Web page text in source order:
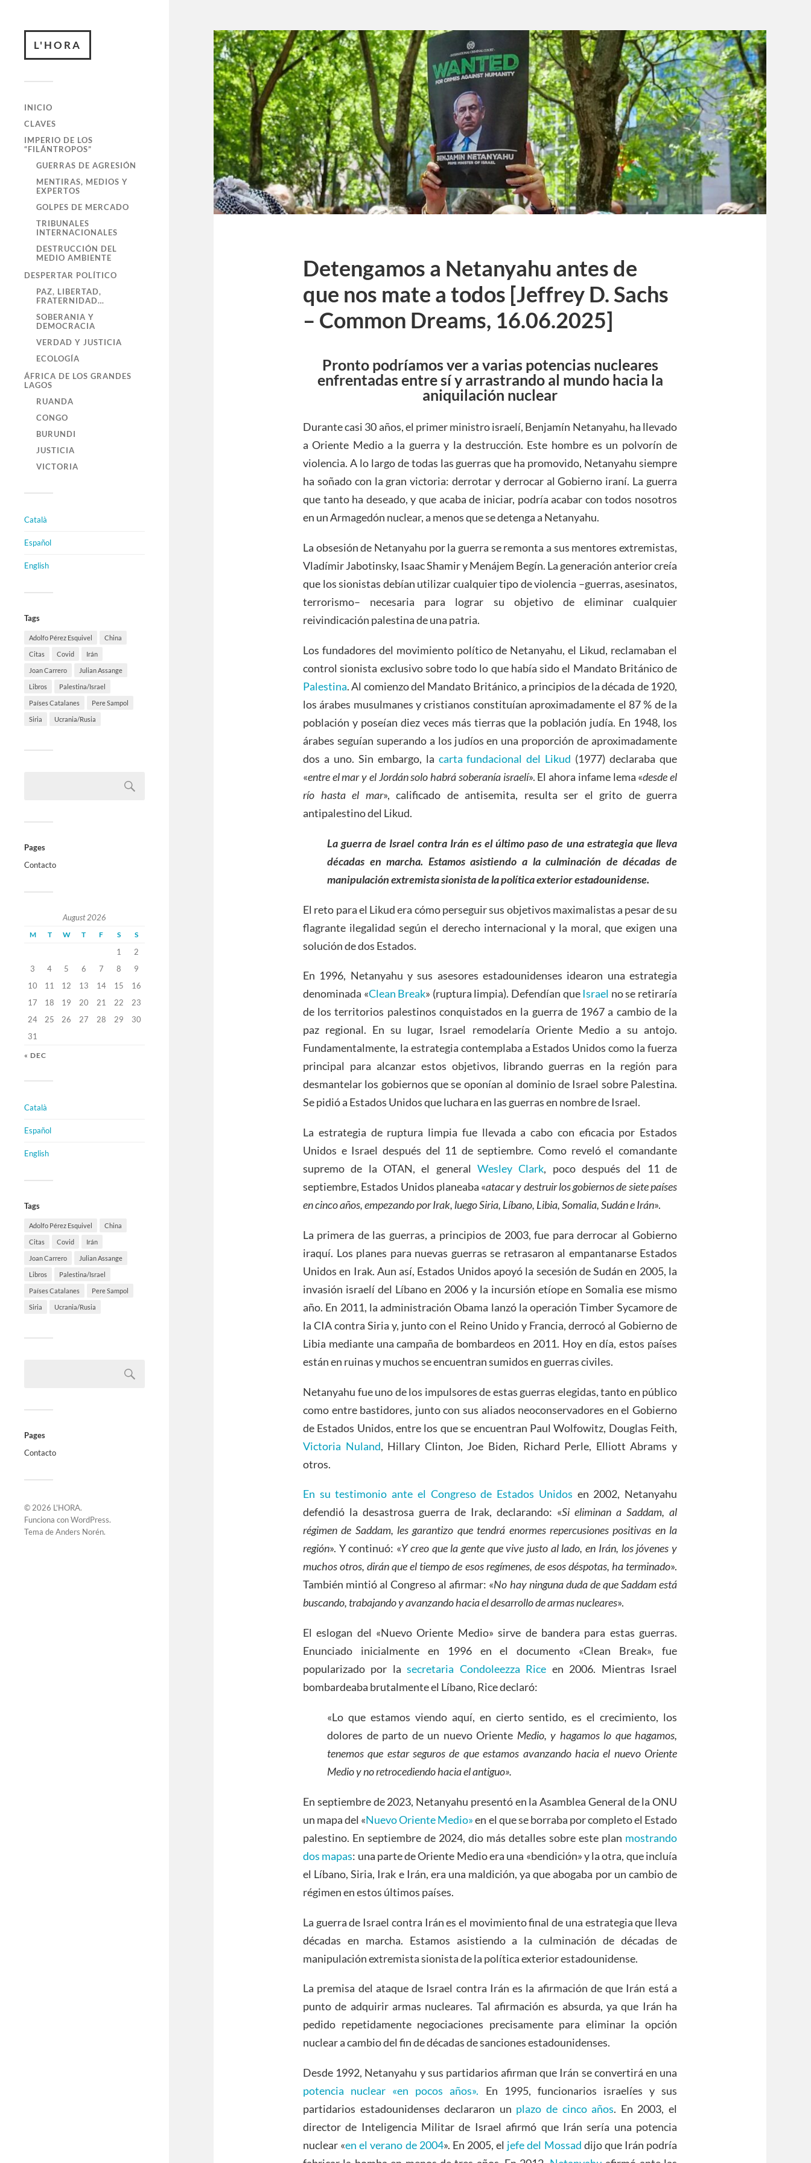
L'HORA
INICIO
CLAVES
IMPERIO DE LOS
“FILÁNTROPOS”
GUERRAS DE AGRESIÓN
MENTIRAS, MEDIOS Y
EXPERTOS
GOLPES DE MERCADO
TRIBUNALES
INTERNACIONALES
DESTRUCCIÓN DEL
MEDIO AMBIENTE
DESPERTAR POLÍTICO
PAZ, LIBERTAD,
FRATERNIDAD…
SOBERANIA Y
DEMOCRACIA
VERDAD Y JUSTICIA
ECOLOGÍA
ÁFRICA DE LOS GRANDES
LAGOS
RUANDA
CONGO
BURUNDI
JUSTICIA
VICTORIA
Català
Español
English
Tags
Adolfo Pérez Esquivel China
Citas Covid Irán
Joan Carrero Julian Assange
Libros Palestina/Israel
Países Catalanes Pere Sampol
Siria Ucrania/Rusia
Pages
Contacto
August 2026
M T W T F S S
1
2
3
4 5 6 7 8
9
10
11 12 13 14 15
16
17
18 19 20 21 22
23
24
25 26 27 28 29
30
31
« DEC
Català
Español
English
Tags
Adolfo Pérez Esquivel China
Citas Covid Irán
Joan Carrero Julian Assange
Libros Palestina/Israel
Países Catalanes Pere Sampol
Siria Ucrania/Rusia
Pages
Contacto
© 2026 L'HORA.
Funciona conWordPress.
Tema deAnders Norén.
Detengamos a Netanyahu antes de
que nos mate a todos [Jeffrey D. Sachs
– Common Dreams, 16.06.2025]
Pronto podríamos ver a varias potencias nucleares
enfrentadas entre sí y arrastrando al mundo hacia la
aniquilación nuclear
Durante casi 30 años, el primer ministro israelí, Benjamín Netanyahu, ha llevado
a Oriente Medio a la guerra y la destrucción. Este hombre es un polvorín de
violencia. A lo largo de todas las guerras que ha promovido, Netanyahu siempre
ha soñado con la gran victoria: derrotar y derrocar al Gobierno iraní. La guerra
que tanto ha deseado, y que acaba de iniciar, podría acabar con todos nosotros
en un Armagedón nuclear, a menos que se detenga a Netanyahu.
La obsesión de Netanyahu por la guerra se remonta a sus mentores extremistas,
Vladímir Jabotinsky, Isaac Shamir y Menájem Begín. La generación anterior creía
que los sionistas debían utilizar cualquier tipo de violencia –guerras, asesinatos,
terrorismo– necesaria para lograr su objetivo de eliminar cualquier
reivindicación palestina de una patria.
Los fundadores del movimiento político de Netanyahu, el Likud, reclamaban el
control sionista exclusivo sobre todo lo que había sido el Mandato Británico de
Palestina. Al comienzo del Mandato Británico, a principios de la década de 1920,
los árabes musulmanes y cristianos constituían aproximadamente el 87 % de la
población y poseían diez veces más tierras que la población judía. En 1948, los
árabes seguían superando a los judíos en una proporción de aproximadamente
dos a uno. Sin embargo, la carta fundacional del Likud (1977) declaraba que
«entre el mar y el Jordán solo habrá soberanía israelí». El ahora infame lema «desde el
río hasta el mar», calificado de antisemita, resulta ser el grito de guerra
antipalestino del Likud.
La guerra de Israel contra Irán es el último paso de una estrategia que lleva
décadas en marcha. Estamos asistiendo a la culminación de décadas de
manipulación extremista sionista de la política exterior estadounidense.
El reto para el Likud era cómo perseguir sus objetivos maximalistas a pesar de su
flagrante ilegalidad según el derecho internacional y la moral, que exigen una
solución de dos Estados.
En 1996, Netanyahu y sus asesores estadounidenses idearon una estrategia
denominada «Clean Break» (ruptura limpia). Defendían queIsrael no se retiraría
de los territorios palestinos conquistados en la guerra de 1967 a cambio de la
paz regional. En su lugar, Israel remodelaría Oriente Medio a su antojo.
Fundamentalmente, la estrategia contemplaba a Estados Unidos como la fuerza
principal para alcanzar estos objetivos, librando guerras en la región para
desmantelar los gobiernos que se oponían al dominio de Israel sobre Palestina.
Se pidió a Estados Unidos que luchara en las guerras en nombre de Israel.
La estrategia de ruptura limpia fue llevada a cabo con eficacia por Estados
Unidos e Israel después del 11 de septiembre. Como reveló el comandante
supremo de la OTAN, el general Wesley Clark, poco después del 11 de
septiembre, Estados Unidos planeaba «atacar y destruir los gobiernos de siete países
en cinco años, empezando por Irak, luego Siria, Líbano, Libia, Somalia, Sudán e Irán».
La primera de las guerras, a principios de 2003, fue para derrocar al Gobierno
iraquí. Los planes para nuevas guerras se retrasaron al empantanarse Estados
Unidos en Irak. Aun así, Estados Unidos apoyó la secesión de Sudán en 2005, la
invasión israelí del Líbano en 2006 y la incursión etíope en Somalia ese mismo
año. En 2011, la administración Obama lanzó la operación Timber Sycamore de
la CIA contra Siria y, junto con el Reino Unido y Francia, derrocó al Gobierno de
Libia mediante una campaña de bombardeos en 2011. Hoy en día, estos países
están en ruinas y muchos se encuentran sumidos en guerras civiles.
Netanyahu fue uno de los impulsores de estas guerras elegidas, tanto en público
como entre bastidores, junto con sus aliados neoconservadores en el Gobierno
de Estados Unidos, entre los que se encuentran Paul Wolfowitz, Douglas Feith,
Victoria Nuland, Hillary Clinton, Joe Biden, Richard Perle, Elliott Abrams y
otros.
En su testimonio ante el Congreso de Estados Unidos en 2002, Netanyahu
defendió la desastrosa guerra de Irak, declarando: «Si eliminan a Saddam, al
régimen de Saddam, les garantizo que tendrá enormes repercusiones positivas en la
región». Y continuó: «Y creo que la gente que vive justo al lado, en Irán, los jóvenes y
muchos otros, dirán que el tiempo de esos regímenes, de esos déspotas, ha terminado».
También mintió al Congreso al afirmar: «No hay ninguna duda de que Saddam está
buscando, trabajando y avanzando hacia el desarrollo de armas nucleares».
El eslogan del «Nuevo Oriente Medio» sirve de bandera para estas guerras.
Enunciado inicialmente en 1996 en el documento «Clean Break», fue
popularizado por lasecretaria Condoleezza Rice en 2006. Mientras Israel
bombardeaba brutalmente el Líbano, Rice declaró:
«Lo que estamos viendo aquí, en cierto sentido, es el crecimiento, los
dolores de parto de un nuevo Oriente Medio, y hagamos lo que hagamos,
tenemos que estar seguros de que estamos avanzando hacia el nuevo Oriente
Medio y no retrocediendo hacia el antiguo».
En septiembre de 2023, Netanyahu presentó en la Asamblea General de la ONU
un mapa del «Nuevo Oriente Medio»en el que se borraba por completo el Estado
palestino. En septiembre de 2024, dio más detalles sobre este plan mostrando
dos mapas: una parte de Oriente Medio era una «bendición» y la otra, que incluía
el Líbano, Siria, Irak e Irán, era una maldición, ya que abogaba por un cambio de
régimen en estos últimos países.
La guerra de Israel contra Irán es el movimiento final de una estrategia que lleva
décadas en marcha. Estamos asistiendo a la culminación de décadas de
manipulación extremista sionista de la política exterior estadounidense.
La premisa del ataque de Israel contra Irán es la afirmación de que Irán está a
punto de adquirir armas nucleares. Tal afirmación es absurda, ya que Irán ha
pedido repetidamente negociaciones precisamente para eliminar la opción
nuclear a cambio del fin de décadas de sanciones estadounidenses.
Desde 1992, Netanyahu y sus partidarios afirman que Irán se convertirá en una
potencia nuclear «en pocos años». En 1995, funcionarios israelíes y sus
partidarios estadounidenses declararon un plazo de cinco años. En 2003, el
director de Inteligencia Militar de Israel afirmó que Irán sería una potencia
nuclear «en el verano de 2004». En 2005, el jefe del Mossad dijo que Irán podría